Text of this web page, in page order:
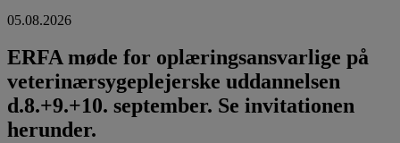
05.08.2026
ERFA møde for oplæringsansvarlige på
veterinærsygeplejerske uddannelsen
d.8.+9.+10. september. Se invitationen
herunder.